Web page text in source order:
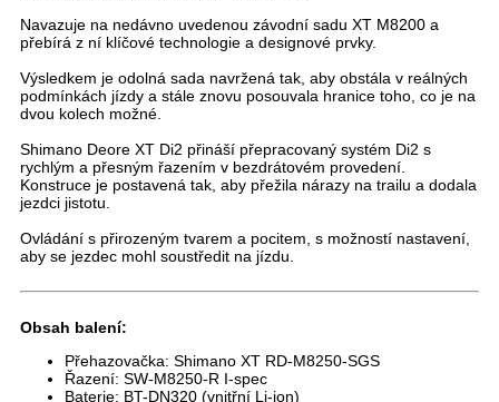
Navazuje na nedávno uvedenou závodní sadu XT M8200 a
přebírá z ní klíčové technologie a designové prvky.
Výsledkem je odolná sada navržená tak, aby obstála v reálných
podmínkách jízdy a stále znovu posouvala hranice toho, co je na
dvou kolech možné.
Shimano Deore XT Di2 přináší přepracovaný systém Di2 s
rychlým a přesným řazením v bezdrátovém provedení.
Konstruce je postavená tak, aby přežila nárazy na trailu a dodala
jezdci jistotu.
Ovládání s přirozeným tvarem a pocitem, s možností nastavení,
aby se jezdec mohl soustředit na jízdu.
Obsah balení:
Přehazovačka: Shimano XT RD-M8250-SGS
Řazení: SW-M8250-R I-spec
Baterie: BT-DN320 (vnitřní Li-ion)